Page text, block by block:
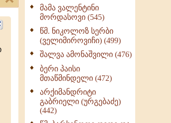
(259)
მამა ვალენტინი
მორდასოვი (545)
წმ. ნიკოლოზ სერბი
(ველიმიროვიჩი) (499)
შალვა ამონაშვილი (476)
ბერი პაისი
მთაწმინდელი (472)
არქიმანდრიტი
გაბრიელი (ურგებაძე)
(442)